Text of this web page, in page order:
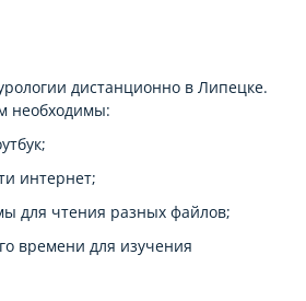
дистанционно в Липецке.
необходимы:
интернет;
для чтения разных файлов;
времени для изучения